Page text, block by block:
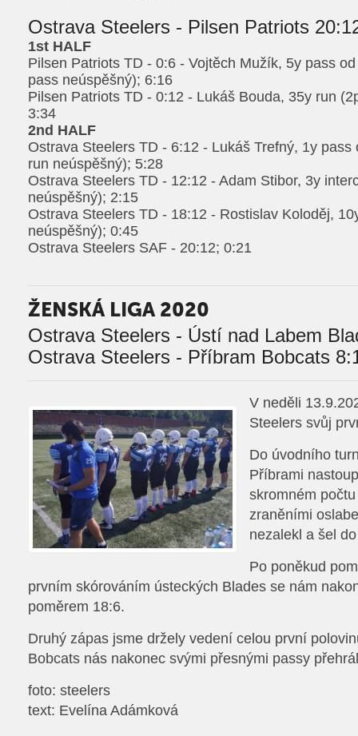
Ostrava Steelers - Pilsen Patriots
1st HALF
Pilsen Patriots TD - 0:6 - Vojtěch Mužík, 5y pass
pass neúspěšný); 6:16
Pilsen Patriots TD - 0:12 - Lukáš Bouda, 35y run
3:34
2nd HALF
Ostrava Steelers TD - 6:12 - Lukáš Trefný, 1y pass
run neúspěšný); 5:28
Ostrava Steelers TD - 12:12 - Adam Stibor, 3y
neúspěšný); 2:15
Ostrava Steelers TD - 18:12 - Rostislav Koloděj,
neúspěšný); 0:45
Ostrava Steelers SAF - 20:12; 0:21
ŽENSKÁ LIGA 2020
Ostrava Steelers - Ústí nad Labem
Ostrava Steelers - Příbram Bobcats
V neděli
Steelers svůj
Do úvodního
Příbrami
skromném
zraněními
nezalekl a šel
Po poněkud
prvním skórováním ústeckých Blades se nám
poměrem 18:6.
Druhý zápas jsme držely vedení celou první
Bobcats nás nakonec svými přesnými passy
foto: steelers
text: Evelína Adámková